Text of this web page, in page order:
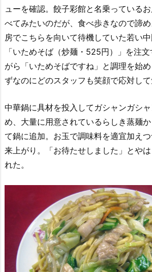
ューを確認。餃子彩館と名乗っている
べてみたいのだが、食べ歩きなので諦
房でこちらを向いて待機していた若い
「いためそば（炒麺・525円）」を注
がら「いためそばですね」と調理を始
ずなのにどのスタッフも笑顔で応対して
中華鍋に具材を投入してガシャンガシ
め、大量に用意されているらしき蒸麺
て鍋に追加。お玉で調味料を適宜加え
来上がり。「お待たせしました」とや
れた。